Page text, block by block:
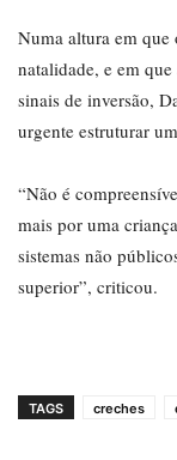
Numa altura em que
natalidade, e em
sinais de inversão,
urgente estruturar
“Não é
mais por uma
sistemas não
superior”, criticou.
TAGS creches